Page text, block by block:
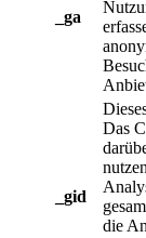
_ga
_gid
Das
die